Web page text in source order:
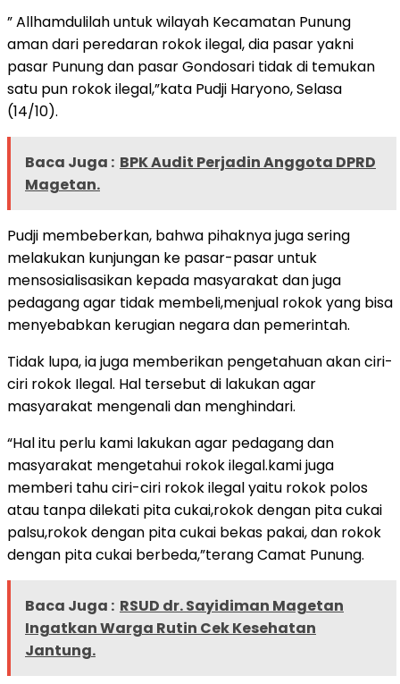
” Allhamdulilah untuk wilayah Kecamatan Punung
aman dari peredaran rokok ilegal, dia pasar yakni
pasar Punung dan pasar Gondosari tidak di temukan
satu pun rokok ilegal,”kata Pudji Haryono, Selasa
(14/10).
Baca Juga : BPK Audit Perjadin Anggota DPRD
Magetan.
Pudji membeberkan, bahwa pihaknya juga sering
melakukan kunjungan ke pasar-pasar untuk
mensosialisasikan kepada masyarakat dan juga
pedagang agar tidak membeli,menjual rokok yang bisa
menyebabkan kerugian negara dan pemerintah.
Tidak lupa, ia juga memberikan pengetahuan akan ciri-
ciri rokok Ilegal. Hal tersebut di lakukan agar
masyarakat mengenali dan menghindari.
“Hal itu perlu kami lakukan agar pedagang dan
masyarakat mengetahui rokok ilegal.kami juga
memberi tahu ciri-ciri rokok ilegal yaitu rokok polos
atau tanpa dilekati pita cukai,rokok dengan pita cukai
palsu,rokok dengan pita cukai bekas pakai, dan rokok
dengan pita cukai berbeda,”terang Camat Punung.
Baca Juga : RSUD dr. Sayidiman Magetan
Ingatkan Warga Rutin Cek Kesehatan
Jantung.